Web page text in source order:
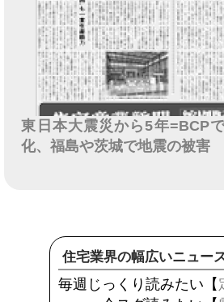
東日本大震災から5年=BCP
化、福島や茨城で地震の被害
住宅業界の幅広いニュー
毎週じっくり読みたい【